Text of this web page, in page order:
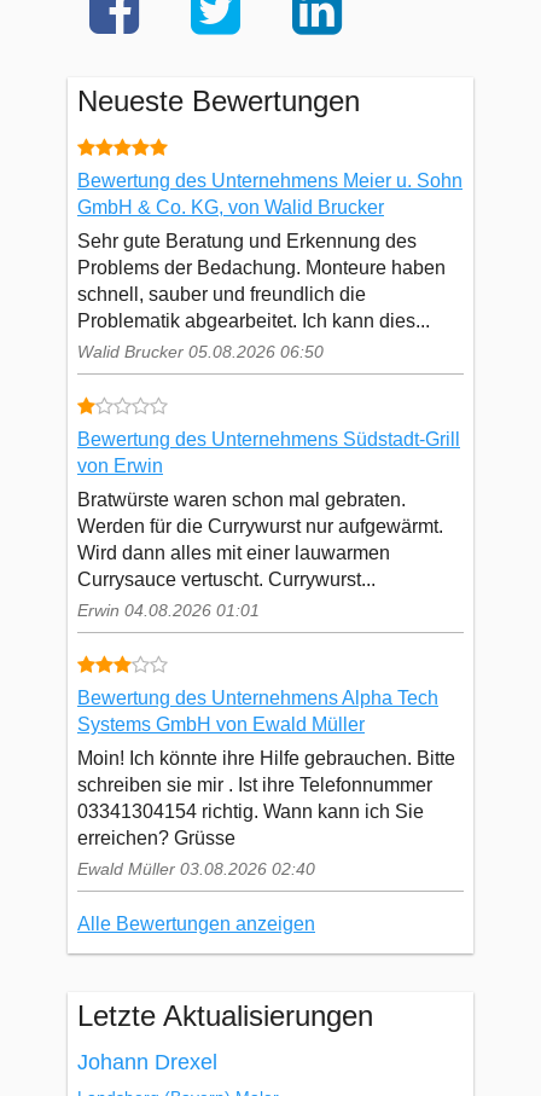
Neueste Bewertungen
Bewertung des Unternehmens Meier u. Sohn
GmbH & Co. KG, von Walid Brucker
Sehr gute Beratung und Erkennung des
Problems der Bedachung. Monteure haben
schnell, sauber und freundlich die
Problematik abgearbeitet. Ich kann dies...
Walid Brucker 05.08.2026 06:50
Bewertung des Unternehmens Südstadt-Grill
von Erwin
Bratwürste waren schon mal gebraten.
Werden für die Currywurst nur aufgewärmt.
Wird dann alles mit einer lauwarmen
Currysauce vertuscht. Currywurst...
Erwin 04.08.2026 01:01
Bewertung des Unternehmens Alpha Tech
Systems GmbH von Ewald Müller
Moin! Ich könnte ihre Hilfe gebrauchen. Bitte
schreiben sie mir . Ist ihre Telefonnummer
03341304154 richtig. Wann kann ich Sie
erreichen? Grüsse
Ewald Müller 03.08.2026 02:40
Alle Bewertungen anzeigen
Letzte Aktualisierungen
Johann Drexel